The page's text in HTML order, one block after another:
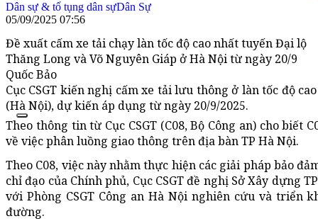
Dân sự & tố tụng dân sựDân Sự
05/09/2025 07:56
Đề xuất cấm xe tải chạy làn tốc độ cao nhất tuyến Đại lộ
Thăng Long và Võ Nguyên Giáp ở Hà Nội từ ngày 20/9
Quốc Bảo
Cục CSGT kiến nghị cấm xe tải lưu thông ở làn tốc độ
(Hà Nội), dự kiến áp dụng từ ngày 20/9/2025.
Theo thông tin từ Cục CSGT (C08, Bộ Công an) cho
về việc phân luồng giao thông trên địa bàn TP Hà Nội.
Theo C08, việc này nhằm thực hiện các giải pháp bảo
chỉ đạo của Chính phủ, Cục CSGT đề nghị Sở Xây dựng
với Phòng CSGT Công an Hà Nội nghiên cứu và triển
đường.